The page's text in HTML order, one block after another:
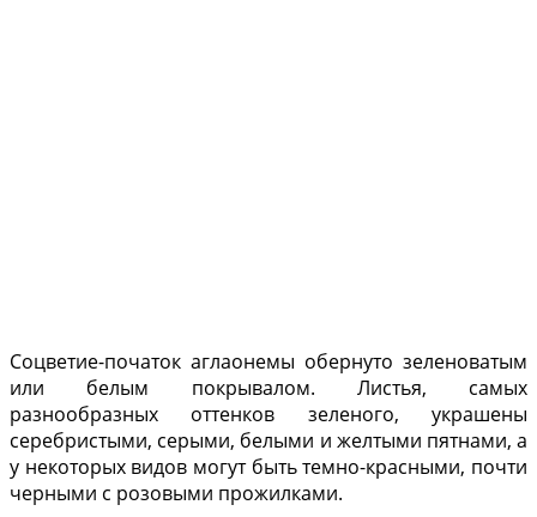
Соцветие-початок аглаонемы обернуто зеленоватым
или белым покрывалом. Лис­тья, самых
разнообразных оттенков зеленого, укра­шены
серебристыми, серыми, белыми и желтыми пятнами, а
у некоторых видов могут быть темно-крас­ными, почти
черными с розовыми прожилками.